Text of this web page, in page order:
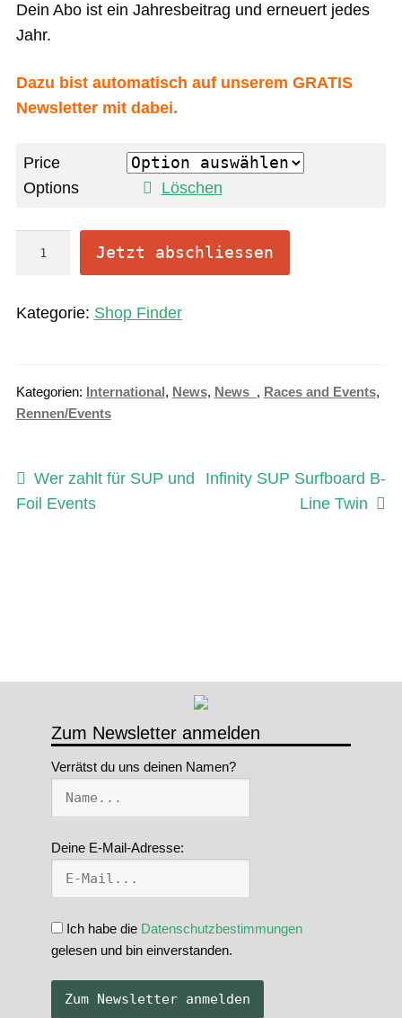
Zum Newsletter anmelden
Verrätst du uns deinen Namen?
Deine E-Mail-Adresse:
Ich habe die Datenschutzbestimmungen
gelesen und bin einverstanden.
Dein Abo ist ein Jahresbeitrag und erneuert jedes
Jahr.
Dazu bist automatisch auf unserem GRATIS
Newsletter mit dabei.
Price
Options
Löschen
i
A
b
M
e
Jetzt abschliessen
Kategorie: Shop Finder
Kategorien: International, News, News_ , Races and Events,
Rennen/Events
Beitragsnavigation
Vorheriger
Beitrag:
Wer zahlt für SUP und
Foil Events
Nächster
Infinity SUP Surfboard B-
Line Twin